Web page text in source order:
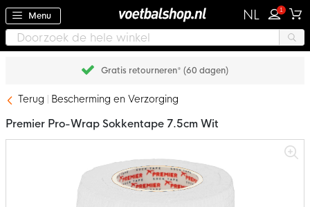
Menu NL 1
Gratis retourneren* (60 dagen)
Terug Bescherming en Verzorging
Premier Pro-Wrap Sokkentape 7.5cm Wit